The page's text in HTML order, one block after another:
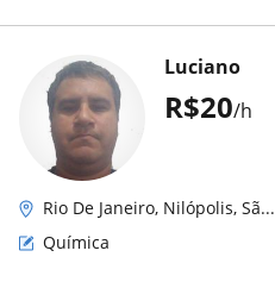
R$20/h
Luciano
Rio De Janeiro, Nilópolis, Sã...
Química